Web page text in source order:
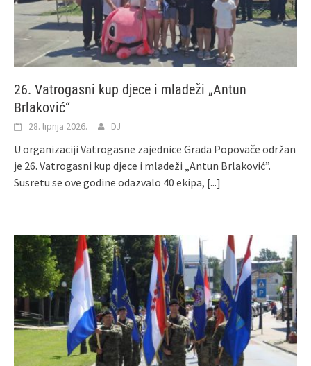
26. Vatrogasni kup djece i mladeži „Antun
Brlaković“
28. lipnja 2026. DJ
U organizaciji Vatrogasne zajednice Grada Popovače održan
je 26. Vatrogasni kup djece i mladeži „Antun Brlaković”.
Susretu se ove godine odazvalo 40 ekipa, [...]